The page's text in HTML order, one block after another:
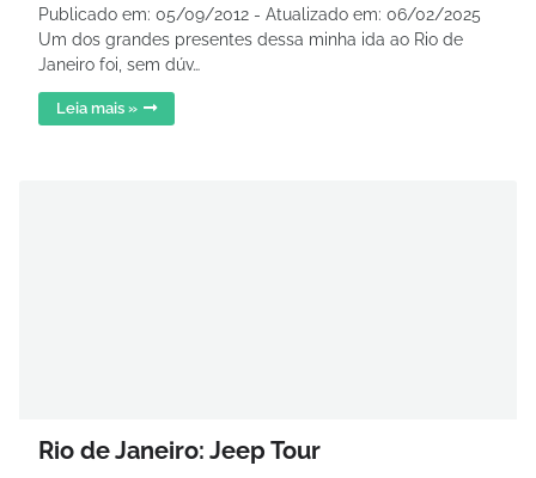
Publicado em: 05/09/2012 - Atualizado em: 06/02/2025
Um dos grandes presentes dessa minha ida ao Rio de
Janeiro foi, sem dúv…
Leia mais »
Rio de Janeiro: Jeep Tour